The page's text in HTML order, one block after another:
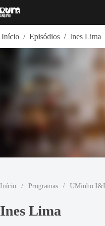
para
Início / Episódios / Ines Lima
Início / Programas / UMinho
Ines Lima